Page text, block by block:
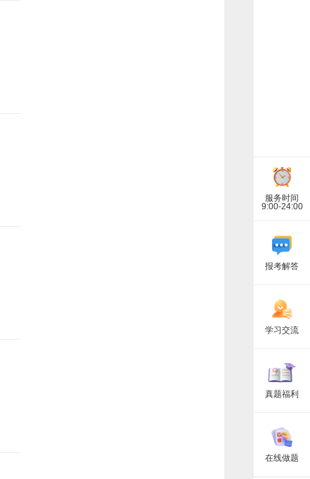
服务时间
9:00-24:00
报考解答
学习交流
真题福利
在线做题